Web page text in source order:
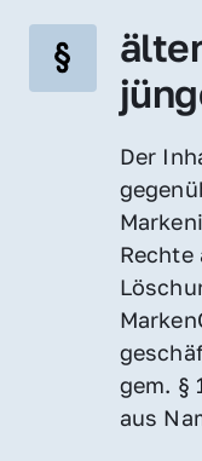
Der
Rechte
gem. §
aus